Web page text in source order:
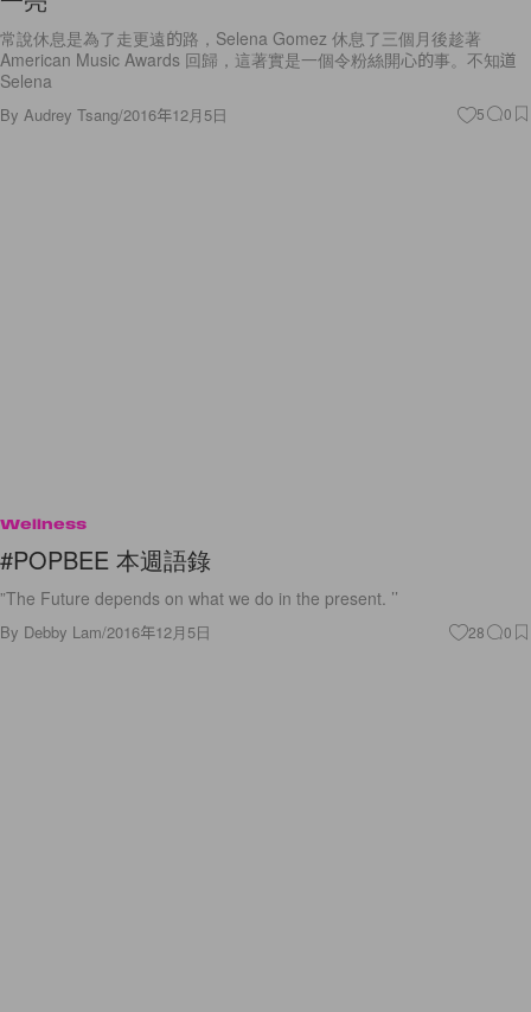
常說休息是為了走更遠的路，Selena Gomez 休息了三個月後趁著
American Music Awards 回歸，這著實是一個令粉絲開心的事。不知道
Selena
By Audrey Tsang/2016年12月5日 5 0
Wellness
#POPBEE 本週語錄
”The Future depends on what we do in the present. ’’
By Debby Lam/2016年12月5日 28 0